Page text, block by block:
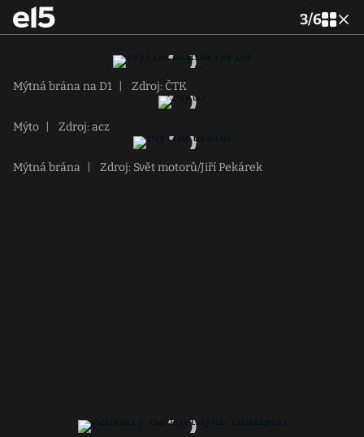
3/6
Mýtná brána na D1 Zdroj: ČTK
Mýto Zdroj: acz
Mýtná brána Zdroj: Svět motorů/Jiří Pekárek